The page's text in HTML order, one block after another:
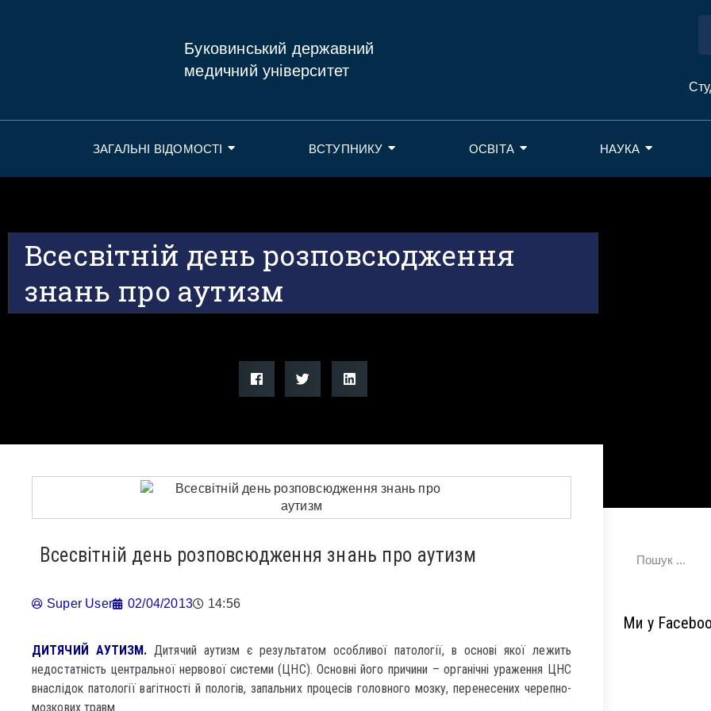
Буковинський державний
медичний університет
ЗАГАЛЬНІ ВІДОМОСТІ ВСТУПНИКУ ОСВІТА НАУКА
Всесвітній день розповсюдження
знань про аутизм
Всесвітній день розповсюдження знань про аутизм
Super User 02/04/2013 14:56
ДИТЯЧИЙ АУТИЗМ. Дитячий аутизм є результатом особливої патології, в основі якої лежить
недостатність центральної нервової системи (ЦНС). Основні його причини – органічні ураження ЦНС
внаслідок патології вагітності й пологів, запальних процесів головного мозку, перенесених черепно-
мозкових травм.
Ми у